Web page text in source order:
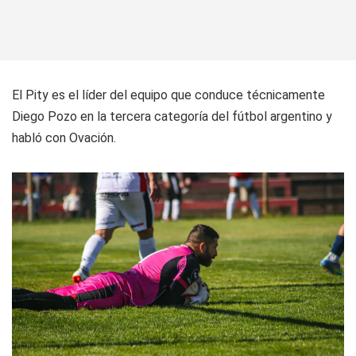
El Pity es el líder del equipo que conduce técnicamente
Diego Pozo en la tercera categoría del fútbol argentino y
habló con Ovación.